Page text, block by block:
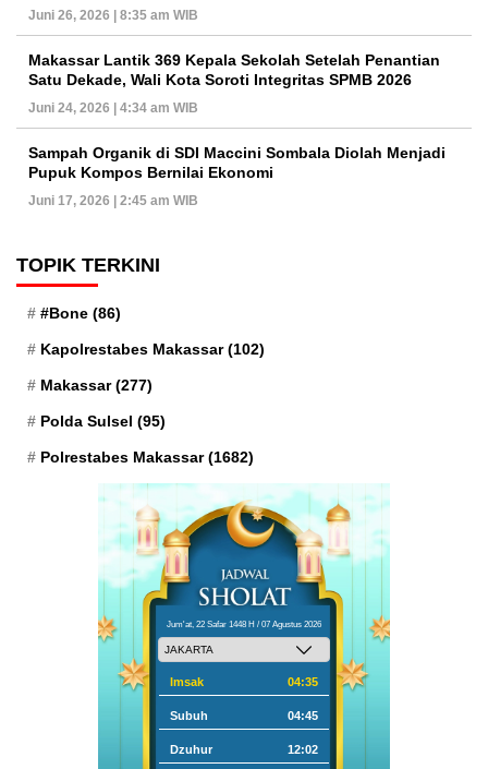
Juni 26, 2026 | 8:35 am WIB
Makassar Lantik 369 Kepala Sekolah Setelah Penantian
Satu Dekade, Wali Kota Soroti Integritas SPMB 2026
Juni 24, 2026 | 4:34 am WIB
Sampah Organik di SDI Maccini Sombala Diolah Menjadi
Pupuk Kompos Bernilai Ekonomi
Juni 17, 2026 | 2:45 am WIB
TOPIK TERKINI
#Bone (86)
Kapolrestabes Makassar(102)
Makassar(277)
Polda Sulsel (95)
Polrestabes Makassar(1682)
Jum'at, 22 Safar 1448 H / 07 Agustus 2026
Imsak 04:35
Subuh 04:45
Dzuhur 12:02